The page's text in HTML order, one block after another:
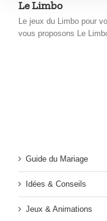
Le Limbo
Le jeux du Limbo pour
vous proposons Le
Guide du Mariage
Idées & Conseils
Jeux & Animations